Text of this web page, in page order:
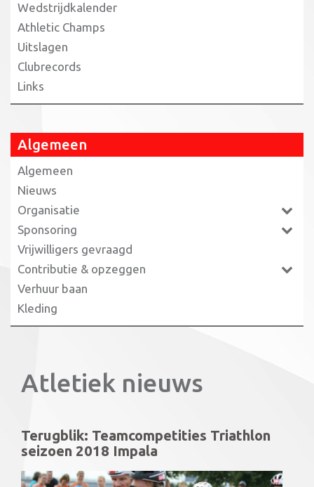
Wedstrijdkalender
Athletic Champs
Uitslagen
Clubrecords
Links
Algemeen
Algemeen
Nieuws
Organisatie
Sponsoring
Vrijwilligers gevraagd
Contributie & opzeggen
Verhuur baan
Kleding
Atletiek nieuws
Terugblik: Teamcompetities Triathlon
seizoen 2018 Impala